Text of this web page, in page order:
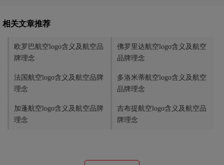
相关文章推荐
欧罗巴航空logo含义及航空品
牌理念
佛罗里达航空logo含义及航空
品牌理念
法国航空logo含义及航空品牌
理念
多洛米蒂航空logo含义及航空
品牌理念
加蓬航空logo含义及航空品牌
理念
吉布提航空logo含义及航空品
牌理念